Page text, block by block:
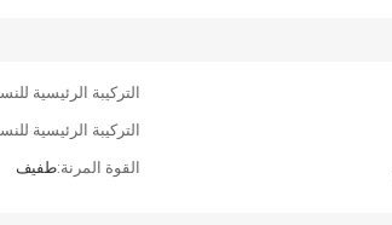
التركيبة الرئيسية
التركيبة الرئيسية
القوة المرنة:طفيف